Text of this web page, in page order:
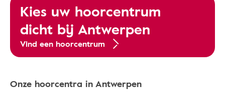
Kies uw hoorcentrum
dicht bij Antwerpen
Vind een hoorcentrum
Onze hoorcentra in Antwerpen